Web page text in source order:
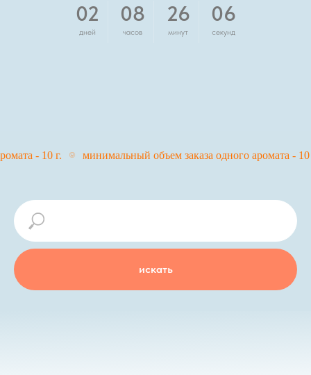
02
дней
08
часов
26
минут
06
секунд
- 10 г. минимальный объем заказа одного аромата - 10 г.
искать